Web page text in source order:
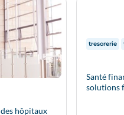
hôpitaux
tresorerie
Santé
solutions